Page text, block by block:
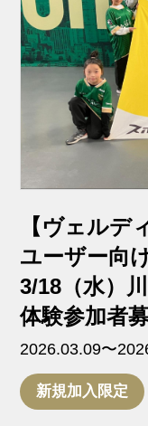
【ヴェルデ
ユーザー向
3/18（水）
体験参加者
2026.03.09〜
新規加入限定